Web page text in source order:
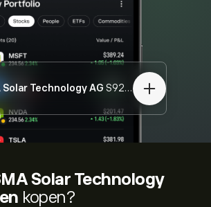
Solar Technology AG S92.DE
Solar Technology
kopen?